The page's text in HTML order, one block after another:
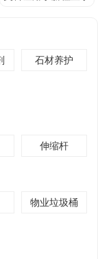
石材养护
伸缩杆
物业垃圾桶